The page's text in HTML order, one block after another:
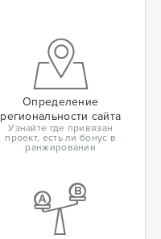
Определение
региональности сайта
Узнайте где привязан
проект, есть ли бонус в
ранжировании